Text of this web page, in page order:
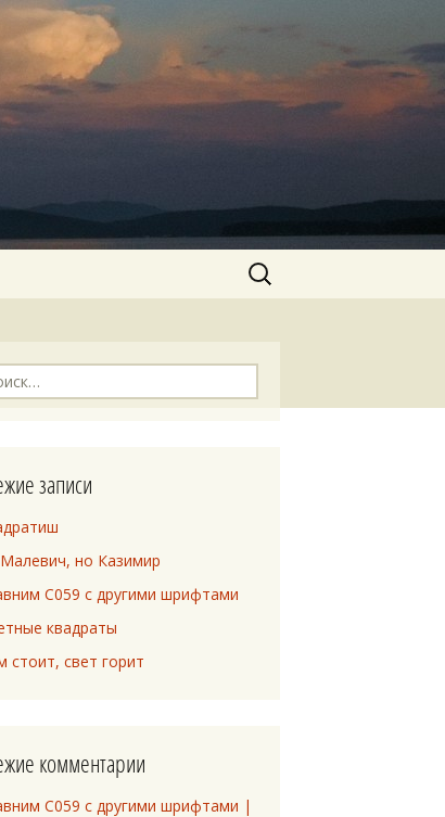
Найти:
записи
но Казимир
C059 с другими шрифтами
квадраты
стоит, свет горит
комментарии
C059 с другими шрифтами |